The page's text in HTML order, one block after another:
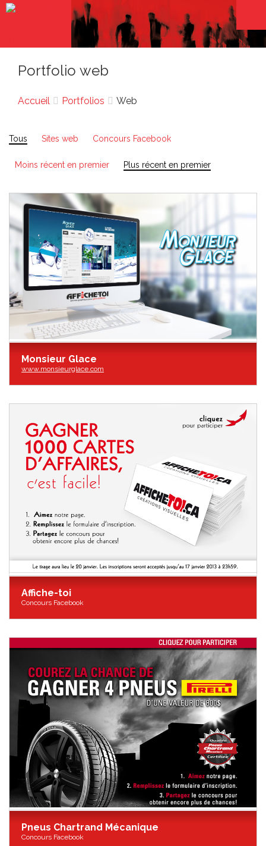
Portfolio web
Accueil Portfolios Web
Tous Sites web Concours Facebook
Moins récent en premier Plus récent en premier
Monsieur Glace
www.monsieurglace.com
Affiche-toi
Concours Facebook
Pneus Chartrand Mécanique
Concours Facebook